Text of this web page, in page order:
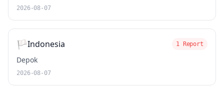
2026-08-07
🏳️Indonesia 1 Report
Depok
2026-08-07